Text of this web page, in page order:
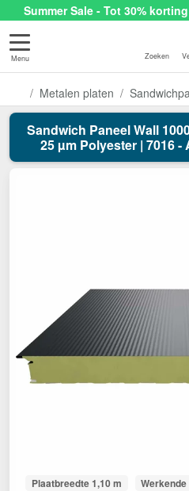
Summer Sale - Tot 30%
Menu Zoeken
Metalen platen
Sandwich Paneel Wall
25 µm Polyester | 7016
Plaatbreedte 1,10 m